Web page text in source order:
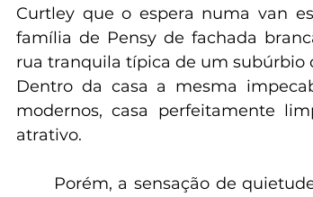
Curtley que o espera numa van
família de Pensy de fachada
rua tranquila típica de um subúrbio
Dentro da casa a mesma
modernos, casa perfeitamente
atrativo.